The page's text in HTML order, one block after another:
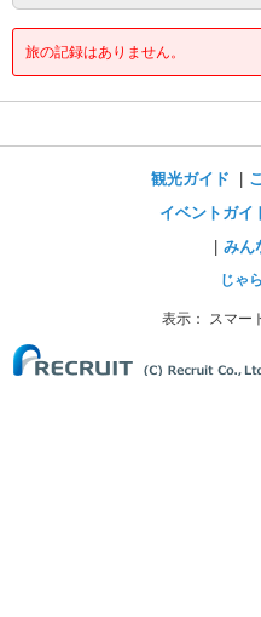
旅の記録はありません。
観光ガイド
イベントガイ
みん
じゃ
表示： スマー